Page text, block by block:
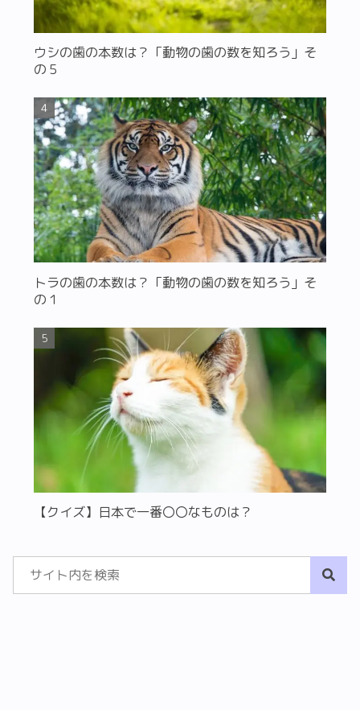
ウシの歯の本数は？「動物の歯の数を知ろう」そ
の５
トラの歯の本数は？「動物の歯の数を知ろう」そ
の１
【クイズ】日本で一番〇〇なものは？